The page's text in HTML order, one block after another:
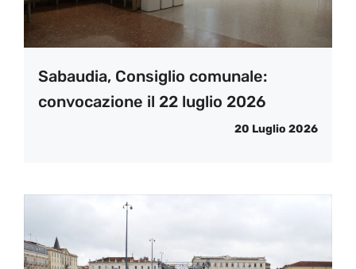
Sabaudia, Consiglio comunale:
convocazione il 22 luglio 2026
20 Luglio 2026